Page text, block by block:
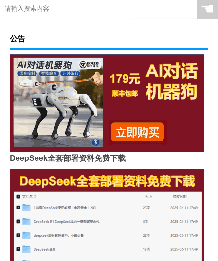
☚
公告
DeepSeek全套部署资料免费下载